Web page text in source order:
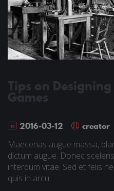
Tips on
Games
2016-03-12
creator
Maecenas augue massa,
dictum augue. Donec
interdum vitae. Sed et felis
quis in arcu.